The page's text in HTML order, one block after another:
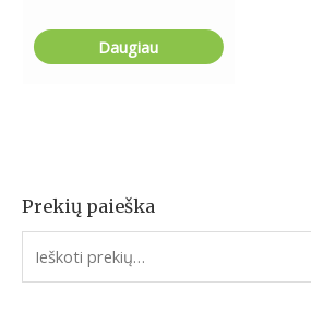
Prekių paieška
I
e
Daugiau